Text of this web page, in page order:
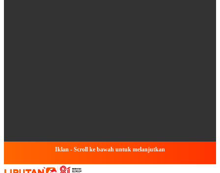
Iklan - Scroll ke bawah untuk melanjutkan